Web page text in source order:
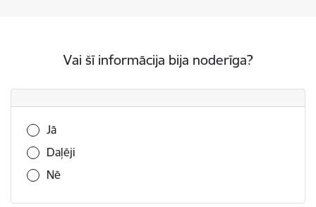
Vai šī informācija bija noderīga?
Vai šī informācija bija noderīga?
Jā
Daļēji
Nē